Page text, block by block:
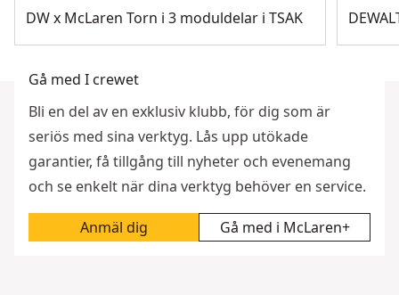
DW x McLaren Torn i 3 moduldelar i TSAK
Gå med I crewet
Bli en del av en exklusiv klubb, för dig som är
seriös med sina verktyg. Lås upp utökade
garantier, få tillgång till nyheter och evenemang
och se enkelt när dina verktyg behöver en service.
Anmäl dig Gå med i McLaren+